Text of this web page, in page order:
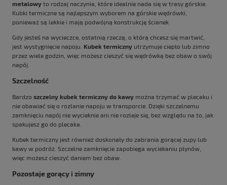
metalowy to rodzaj naczynia, które idealnie nada się w trasy górskie.
Kubki termiczne są najlepszym wyborem na górskie wędrówki,
ponieważ są lekkie i mają podwójną konstrukcję ścianek
Gdy jesteś na wycieczce, ostatnią rzeczą, o którą chcesz się martwić,
jest wystygnięcie napoju. Kubek termiczny utrzymuje ciepło lub zimno
przez wiele godzin, więc możesz cieszyć się wędrówką bez obaw o swój
napój.
Szczelność
Bardzo szczelny kubek termiczny do kawy można trzymać w plecaku i
nie obawiać się o rozlanie napoju w transporcie. Dzięki szczelnemu
zamknięciu napój nie wycieknie ani nie rozleje się, bez względu na to, jak
spakujesz go do plecaka.
Kubek termiczny jest również doskonały do zabrania gorącej zupy lub
kawy w podróż. Szczelne zamknięcie zapobiega wyciekaniu płynów,
więc możesz cieszyć daniem bez obaw.
Pozostaje gorący i zimny